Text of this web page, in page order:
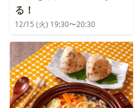
る！
12/15 (火) 19:30〜20:30